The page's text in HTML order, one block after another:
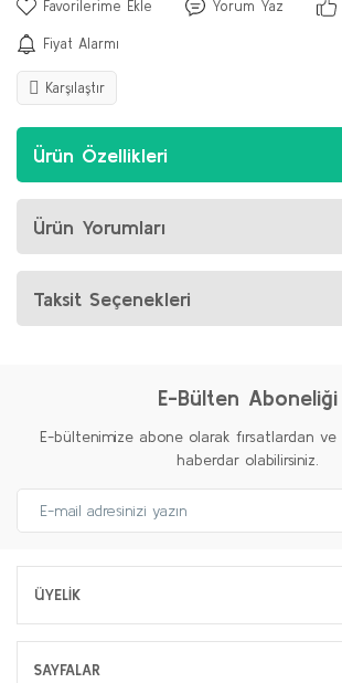
Yorum Yaz
Fiyat Alarmı
Karşılaştır
Ürün Özellikleri
Ürün Yorumları
Taksit Seçenekleri
E-Bülten Aboneliği
E-bültenimize abone olarak fırsatlardan ve
haberdar olabilirsiniz.
ÜYELİK
SAYFALAR